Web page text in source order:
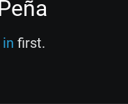
first.